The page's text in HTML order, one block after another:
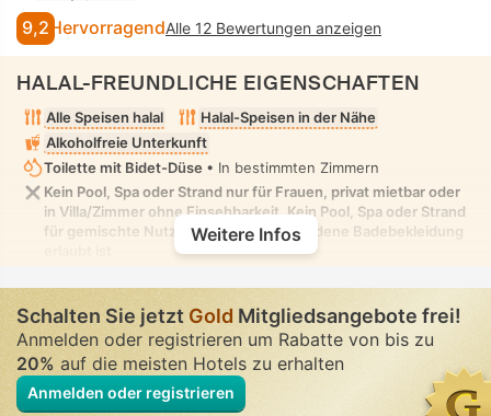
9,2 HervorragendAlle 12 Bewertungen anzeigen
HALAL-FREUNDLICHE EIGENSCHAFTEN
Alle Speisen halal
Halal-Speisen in der Nähe
Alkoholfreie Unterkunft
Toilette mit Bidet-Düse • In bestimmten Zimmern
Kein Pool, Spa oder Strand nur für Frauen, privat mietbar oder
in Villa/Zimmer ohne Einsehbarkeit. Kein Pool, Spa oder Strand
für gemischte Nutzung, in dem bescheidene Badebekleidung
Weitere Infos
Schalten Sie jetztGold Mitgliedsangebote frei!
Anmelden oder registrieren um Rabatte von bis zu
20%auf die meisten Hotels zu erhalten
Anmelden oder registrieren